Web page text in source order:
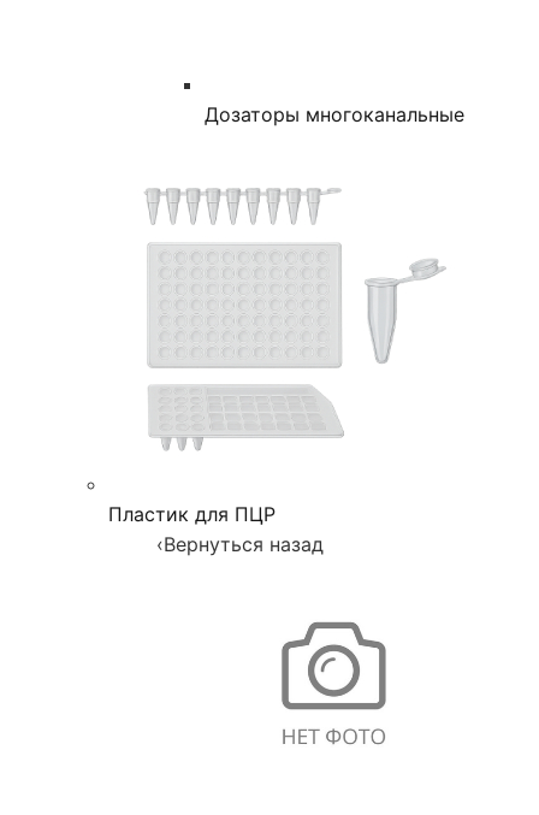
Дозаторы многоканальные
Пластик для ПЦР
‹Вернуться назад